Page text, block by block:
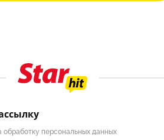
обработку персональных данных